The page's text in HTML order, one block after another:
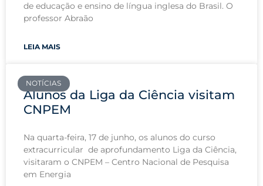
de educação e ensino de língua inglesa do Brasil. O
professor Abraão
LEIA MAIS
NOTÍCIAS
Alunos da Liga da Ciência visitam
CNPEM
Na quarta-feira, 17 de junho, os alunos do curso
extracurricular de aprofundamento Liga da Ciência,
visitaram o CNPEM – Centro Nacional de Pesquisa
em Energia